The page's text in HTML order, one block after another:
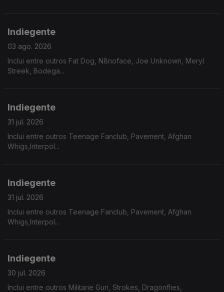
Indiegente
03 ago. 2026
Inclui entre outros Fat Dog, N8noface, Joe Unknown, Meryl
Streek, Bodega...
Indiegente
31 jul. 2026
Inclui entre outros Teenage Fanclub, Pavement, Afghan
Whigs,Interpol...
Indiegente
31 jul. 2026
Inclui entre outros Teenage Fanclub, Pavement, Afghan
Whigs,Interpol...
Indiegente
30 jul. 2026
Inclui entre outros Militarie Gun, Strokes, Dragonflies,